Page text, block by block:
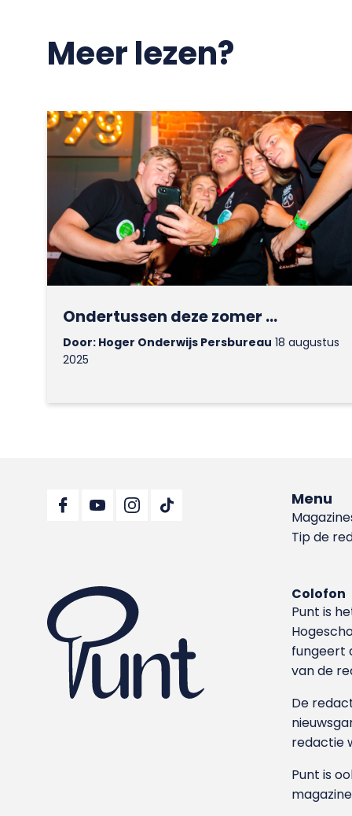
Meer lezen?
Ondertussen deze zomer …
Door: Hoger Onderwijs Persbureau 18 augustus
2025
Menu
Tip de
Colofon
Punt is
fungeert
van de
De
redactie
Punt is